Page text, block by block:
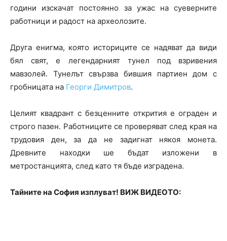
години изскачат постоянно за ужас на суеверните
работници и радост на археолозите.
Друга енигма, която историците се надяват да види
бял свят, е легендарният тунел под взривения
мавзолей. Тунелът свързва бившия партиен дом с
гробницата на Георги Димитров.
Целият квадрант с безценните открития е ограден и
строго пазен. Работниците се проверяват след края на
трудовия ден, за да не задигнат някоя монета.
Древните находки ше бъдат изложени в
метростанцията, след като тя бъде изградена.
Тайните на София изплуват! ВИЖ ВИДЕОТО: